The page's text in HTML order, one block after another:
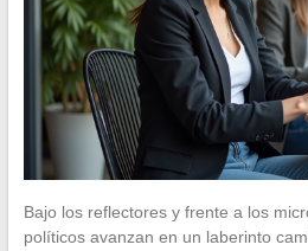
Bajo los reflectores y frente a los
políticos avanzan en un laberinto